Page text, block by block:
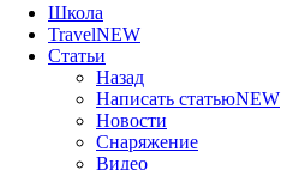
Школа
TravelNEW
Статьи
Назад
Написать статьюNEW
Новости
Снаряжение
Видео